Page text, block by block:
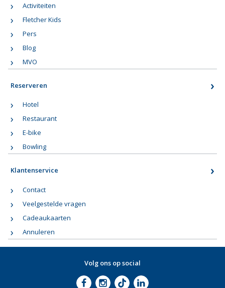
Activiteiten
Fletcher Kids
Pers
Blog
MVO
Reserveren
Hotel
Restaurant
E-bike
Bowling
Klantenservice
Contact
Veelgestelde vragen
Cadeaukaarten
Annuleren
Volg ons op social